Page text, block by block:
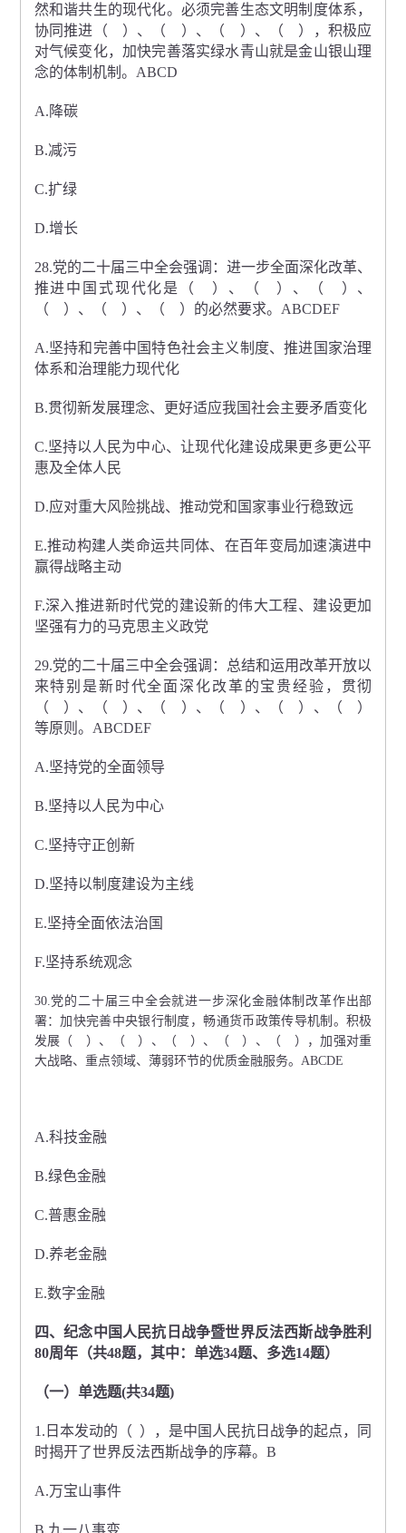
然和谐共生的现代化。必须完善生态文明制度体系，
协同推进（ ）、（ ）、（ ）、（ ），积极应
对气候变化，加快完善落实绿水青山就是金山银山理
念的体制机制。ABCD
A.降碳
B.减污
C.扩绿
D.增长
28.党的二十届三中全会强调：进一步全面深化改革、
推进中国式现代化是（ ）、（ ）、（ ）、
（ ）、（ ）、（ ）的必然要求。ABCDEF
A.坚持和完善中国特色社会主义制度、推进国家治理
体系和治理能力现代化
B.贯彻新发展理念、更好适应我国社会主要矛盾变化
C.坚持以人民为中心、让现代化建设成果更多更公平
惠及全体人民
D.应对重大风险挑战、推动党和国家事业行稳致远
E.推动构建人类命运共同体、在百年变局加速演进中
赢得战略主动
F.深入推进新时代党的建设新的伟大工程、建设更加
坚强有力的马克思主义政党
29.党的二十届三中全会强调：总结和运用改革开放以
来特别是新时代全面深化改革的宝贵经验，贯彻
（ ）、（ ）、（ ）、（ ）、（ ）、（ ）
等原则。ABCDEF
A.坚持党的全面领导
B.坚持以人民为中心
C.坚持守正创新
D.坚持以制度建设为主线
E.坚持全面依法治国
F.坚持系统观念
30.党的二十届三中全会就进一步深化金融体制改革作出部
署：加快完善中央银行制度，畅通货币政策传导机制。积极
发展（ ）、（ ）、（ ）、（ ）、（ ），加强对重
大战略、重点领域、薄弱环节的优质金融服务。ABCDE
A.科技金融
B.绿色金融
C.普惠金融
D.养老金融
E.数字金融
四、纪念中国人民抗日战争暨世界反法西斯战争胜利
80周年（共48题，其中：单选34题、多选14题）
（一）单选题(共34题)
1.日本发动的（ ），是中国人民抗日战争的起点，同
时揭开了世界反法西斯战争的序幕。B
A.万宝山事件